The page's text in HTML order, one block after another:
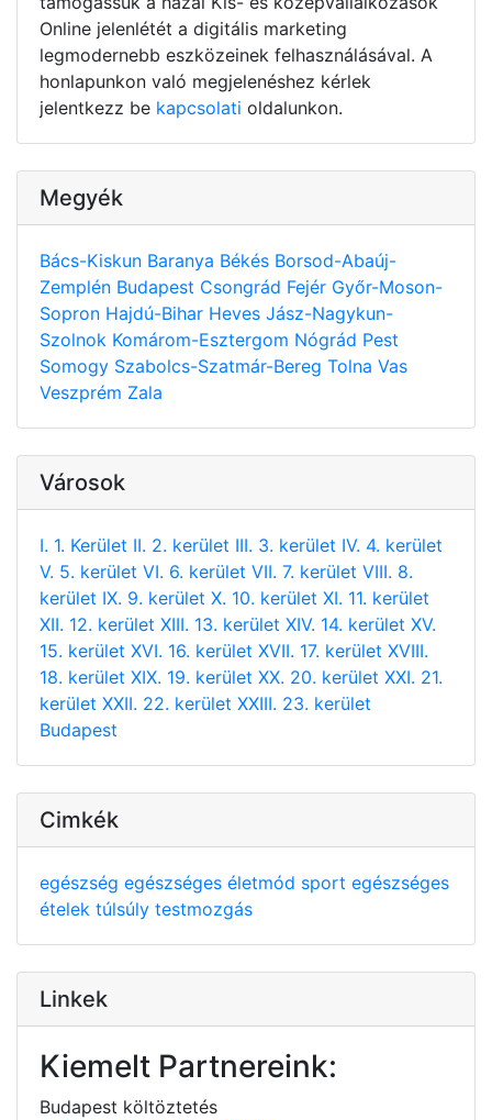
Online jelenlétét a digitális marketing
legmodernebb eszközeinek felhasználásával. A
honlapunkon való megjelenéshez kérlek
jelentkezz be kapcsolati oldalunkon.
Megyék
Bács-Kiskun Baranya Békés Borsod-Abaúj-
Zemplén Budapest Csongrád Fejér Győr-Moson-
Sopron Hajdú-Bihar Heves Jász-Nagykun-
Szolnok Komárom-Esztergom Nógrád Pest
Somogy Szabolcs-Szatmár-Bereg Tolna Vas
Veszprém Zala
Városok
I. 1. Kerület II. 2. kerület III. 3. kerület IV. 4. kerület
V. 5. kerület VI. 6. kerület VII. 7. kerület VIII. 8.
kerület IX. 9. kerület X. 10. kerület XI. 11. kerület
XII. 12. kerület XIII. 13. kerület XIV. 14. kerület XV.
15. kerület XVI. 16. kerület XVII. 17. kerület XVIII.
18. kerület XIX. 19. kerület XX. 20. kerület XXI. 21.
kerület XXII. 22. kerület XXIII. 23. kerület
Budapest
Cimkék
egészség egészséges életmód sport egészséges
ételek túlsúly testmozgás
Linkek
Kiemelt Partnereink:
Budapest költöztetés